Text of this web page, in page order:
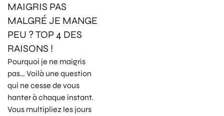
MAIGRIS PAS
MALGRÉ JE MANGE
PEU ? TOP 4 DES
RAISONS !
Pourquoi je ne maigris
pas… Voilà une question
qui ne cesse de vous
hanter à chaque instant.
Vous multipliez les jours